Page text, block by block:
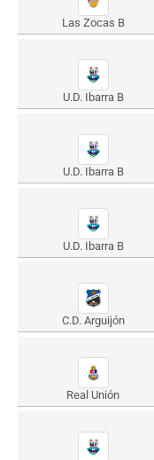
Las Zocas B
U.D. Ibarra B
U.D. Ibarra B
U.D. Ibarra B
C.D. Arguijón
Real Unión